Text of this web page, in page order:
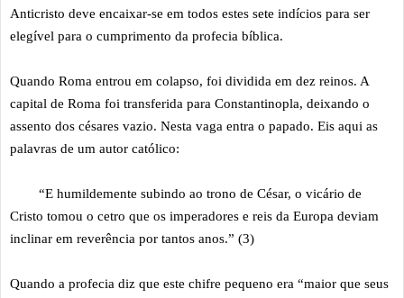
Anticristo deve encaixar-se em todos estes sete indícios para ser
elegível para o cumprimento da profecia bíblica.
Quando Roma entrou em colapso, foi dividida em dez reinos. A
capital de Roma foi transferida para Constantinopla, deixando o
assento dos césares vazio. Nesta vaga entra o papado. Eis aqui as
palavras de um autor católico:
“E humildemente subindo ao trono de César, o vicário de
Cristo tomou o cetro que os imperadores e reis da Europa deviam
inclinar em reverência por tantos anos.” (3)
Quando a profecia diz que este chifre pequeno era “maior que seus